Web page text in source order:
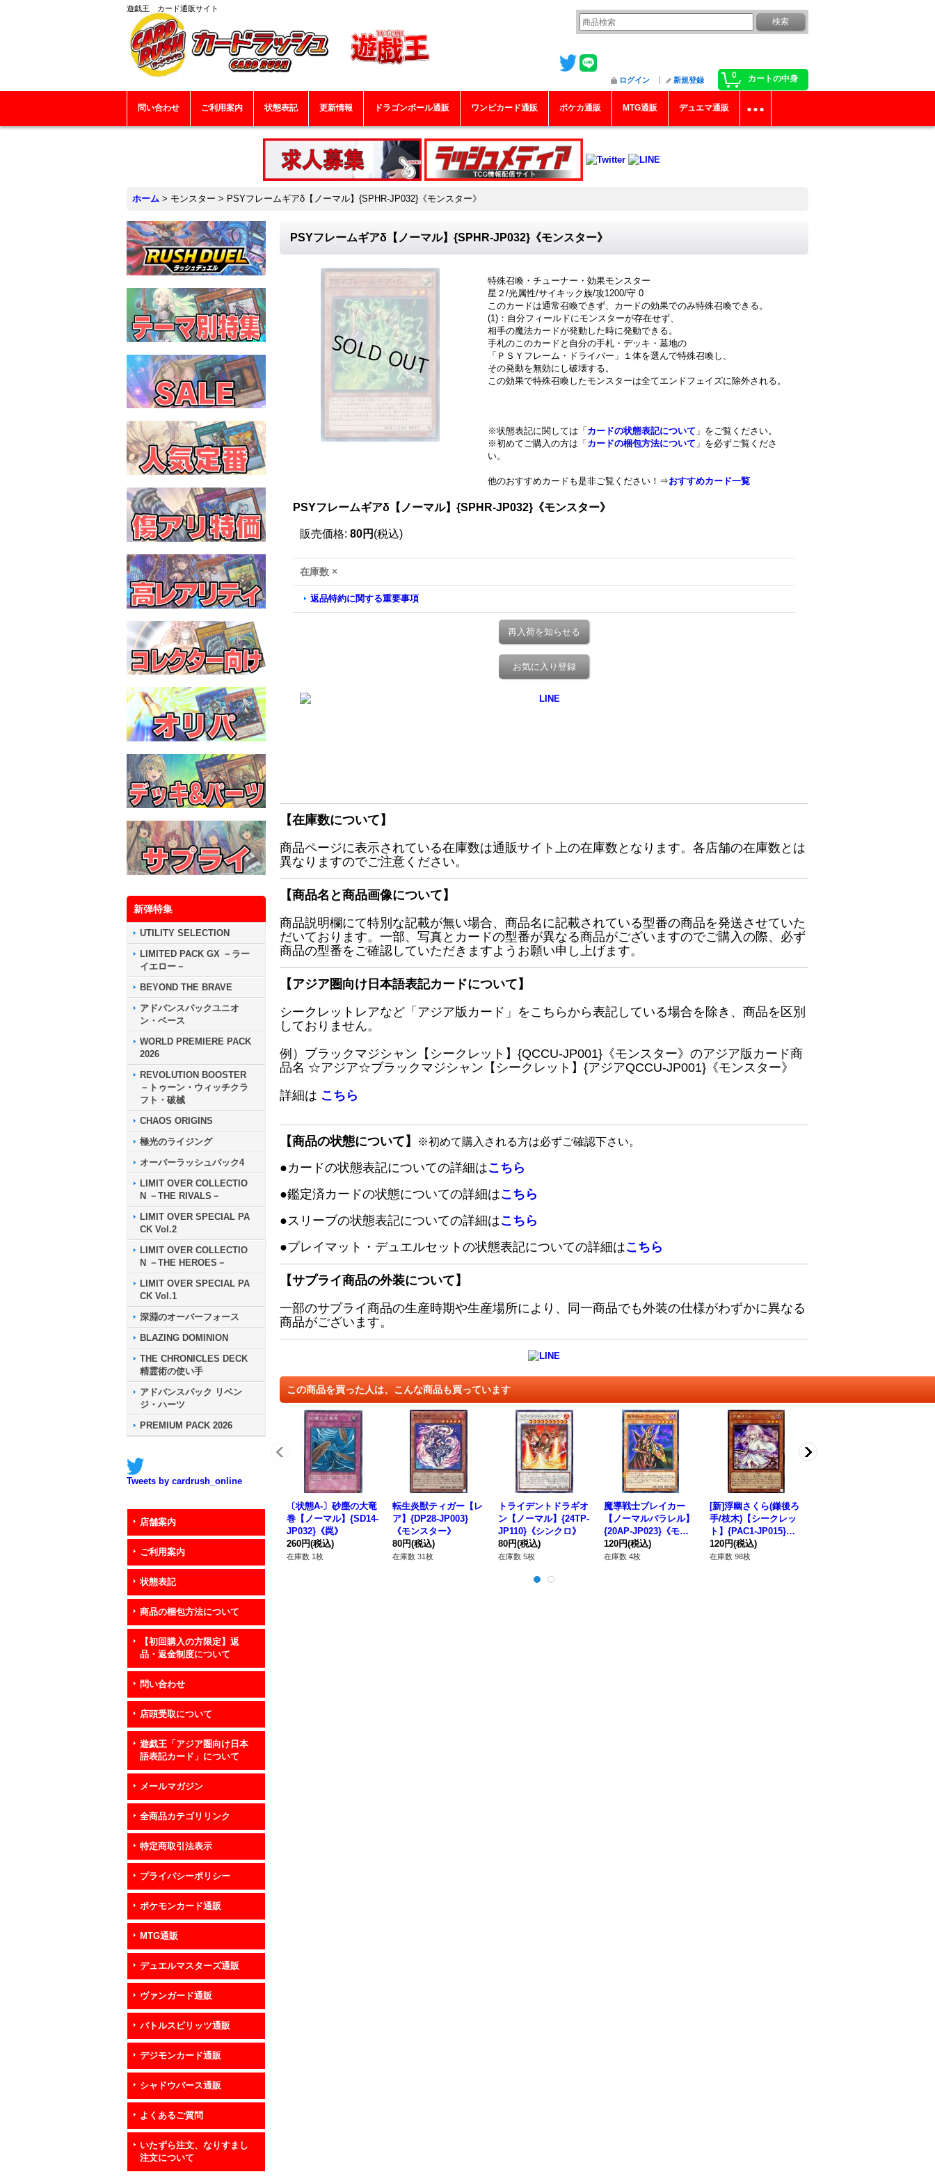
遊戯王 カード通販サイト
0 カートの中身
ログイン 新規登録
問い合わせ ご利用案内 状態表記 更新情報 ドラゴンボール通販 ワンピカード通販 ポケカ通販 MTG通販 デュエマ通販
ホーム > モンスター > PSYフレームギアδ【ノーマル】{SPHR-JP032}《モンスター》
新弾特集
UTILITY SELECTION
LIMITED PACK GX －ラー
イエロー－
BEYOND THE BRAVE
アドバンスパックユニオ
ン・ベース
WORLD PREMIERE PACK
2026
REVOLUTION BOOSTER
－トゥーン・ウィッチクラ
フト・破械
CHAOS ORIGINS
極光のライジング
オーバーラッシュパック4
LIMIT OVER COLLECTIO
N －THE RIVALS－
LIMIT OVER SPECIAL PA
CK Vol.2
LIMIT OVER COLLECTIO
N －THE HEROES－
LIMIT OVER SPECIAL PA
CK Vol.1
深淵のオーバーフォース
BLAZING DOMINION
THE CHRONICLES DECK
精霊術の使い手
アドバンスパック リベン
ジ・ハーツ
PREMIUM PACK 2026
Tweets by cardrush_online
店舗案内
ご利用案内
状態表記
商品の梱包方法について
【初回購入の方限定】返
品・返金制度について
問い合わせ
店頭受取について
遊戯王「アジア圏向け日本
語表記カード」について
メールマガジン
全商品カテゴリリンク
特定商取引法表示
プライバシーポリシー
ポケモンカード通販
MTG通販
デュエルマスターズ通販
ヴァンガード通販
バトルスピリッツ通販
デジモンカード通販
シャドウバース通販
よくあるご質問
いたずら注文、なりすまし
注文について
PSYフレームギアδ【ノーマル】{SPHR-JP032}《モンスター》
特殊召喚・チューナー・効果モンスター
星２/光属性/サイキック族/攻1200/守 0
このカードは通常召喚できず、カードの効果でのみ特殊召喚できる。
(1)：自分フィールドにモンスターが存在せず、
相手の魔法カードが発動した時に発動できる。
手札のこのカードと自分の手札・デッキ・墓地の
「ＰＳＹフレーム・ドライバー」１体を選んで特殊召喚し、
その発動を無効にし破壊する。
この効果で特殊召喚したモンスターは全てエンドフェイズに除外される。
※状態表記に関しては「 カードの状態表記について 」をご覧ください。
※初めてご購入の方は「 カードの梱包方法について 」を必ずご覧くださ
い。
他のおすすめカードも是非ご覧ください！⇒おすすめカード一覧
PSYフレームギアδ【ノーマル】{SPHR-JP032}《モンスター》
販売価格: 80円 (税込)
在庫数 ×
返品特約に関する重要事項
再入荷を知らせる
お気に入り登録
【在庫数について】
商品ページに表示されている在庫数は通販サイト上の在庫数となります。各店舗の在庫数とは
異なりますのでご注意ください。
【商品名と商品画像について】
商品説明欄にて特別な記載が無い場合、商品名に記載されている型番の商品を発送させていた
だいております。一部、写真とカードの型番が異なる商品がございますのでご購入の際、必ず
商品の型番をご確認していただきますようお願い申し上げます。
【アジア圏向け日本語表記カードについて】
シークレットレアなど「アジア版カード」をこちらから表記している場合を除き、商品を区別
しておりません。
例）ブラックマジシャン【シークレット】{QCCU-JP001}《モンスター》のアジア版カード商
品名 ☆アジア☆ブラックマジシャン【シークレット】{アジアQCCU-JP001}《モンスター》
詳細は こちら
【商品の状態について】 ※初めて購入される方は必ずご確認下さい。
●カードの状態表記についての詳細はこちら
●鑑定済カードの状態についての詳細はこちら
●スリーブの状態表記についての詳細はこちら
●プレイマット・デュエルセットの状態表記についての詳細はこちら
【サプライ商品の外装について】
一部のサプライ商品の生産時期や生産場所により、同一商品でも外装の仕様がわずかに異なる
商品がございます。
この商品を買った人は、こんな商品も買っています
〔状態A-〕砂塵の大竜
巻【ノーマル】{SD14-
JP032}《罠》
260円(税込)
在庫数 1枚
転生炎獣ティガー【レ
ア】{DP28-JP003}
《モンスター》
80円(税込)
在庫数 31枚
トライデントドラギオ
ン【ノーマル】{24TP-
JP110}《シンクロ》
80円(税込)
在庫数 5枚
魔導戦士ブレイカー
【ノーマルパラレル】
{20AP-JP023}《モン
スター》
120円(税込)
在庫数 4枚
[新]浮幽さくら(鎌後ろ
手/枝木)【シークレッ
ト】{PAC1-JP015}
《モンスター》
120円(税込)
在庫数 98枚